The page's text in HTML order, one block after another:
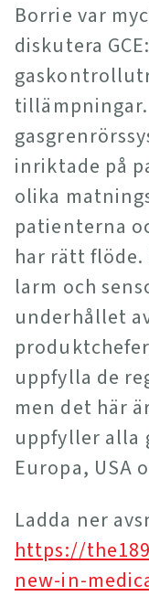
Borrie var
diskutera
tillämpningar.
inriktade på
olika
patienterna
har rätt flöde.
larm och
underhållet
uppfylla de
men det här
uppfyller alla
Europa, USA
Ladda ner
https://
new-in-